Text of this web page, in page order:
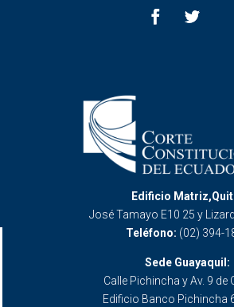
Edificio
José Tamayo E10 25 y
Teléfono: (02) 394-
Sede Guayaquil:
Calle Pichincha y Av. 9 de
Edificio Banco Pichincha